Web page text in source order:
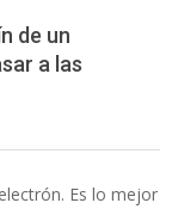
de un
a las
Es lo mejor